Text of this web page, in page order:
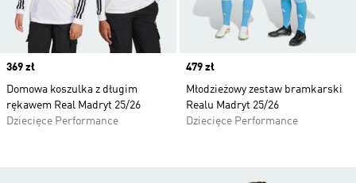
Price
369 zł
Domowa koszulka z długim
rękawem Real Madryt 25/26
Dziecięce Performance
Price
479 zł
Młodzieżowy zestaw bramkarski
Realu Madryt 25/26
Dziecięce Performance